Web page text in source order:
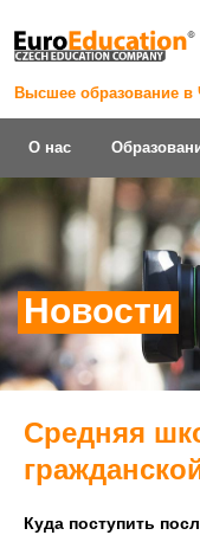
Высшее образование в
О нас
Новости
Средняя
Куда поступить